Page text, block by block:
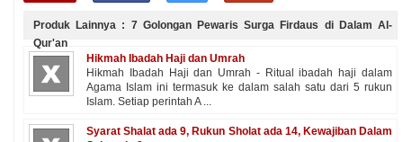
Produk Lainnya : 7 Golongan Pewaris Surga Firdaus di Dalam Al-
Qur'an
Hikmah Ibadah Haji dan Umrah
Hikmah Ibadah Haji dan Umrah - Ritual ibadah haji dalam
Agama Islam ini termasuk ke dalam salah satu dari 5 rukun
Islam. Setiap perintah A ...
Syarat Shalat ada 9, Rukun Sholat ada 14, Kewajiban Dalam